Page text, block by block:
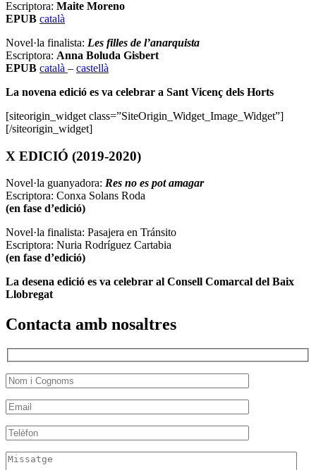
Escriptora: Maite Moreno
EPUB català
Novel·la finalista: Les filles de l’anarquista
Escriptora: Anna Boluda Gisbert
EPUB català – castellà
La novena edició es va celebrar a Sant Vicenç dels Horts
[siteorigin_widget class=”SiteOrigin_Widget_Image_Widget”]
[/siteorigin_widget]
X EDICIÓ (2019-2020)
Novel·la guanyadora: Res no es pot amagar
Escriptora: Conxa Solans Roda
(en fase d’edició)
Novel·la finalista: Pasajera en Tránsito
Escriptora: Nuria Rodríguez Cartabia
(en fase d’edició)
La desena edició es va celebrar al Consell Comarcal del Baix
Llobregat
Contacta amb nosaltres